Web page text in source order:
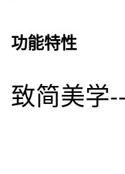
功能特性
致简美学